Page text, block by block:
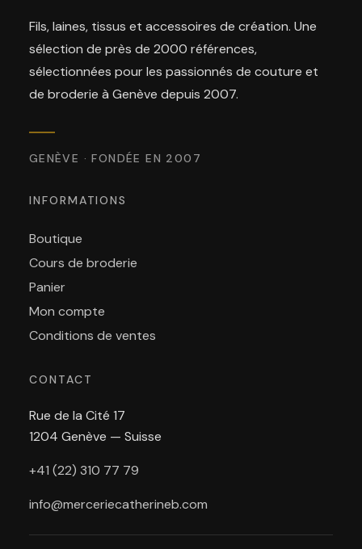
Fils, laines, tissus et accessoires de création. Une
sélection de près de 2000 références,
sélectionnées pour les passionnés de couture et
de broderie à Genève depuis 2007.
GENÈVE · FONDÉE EN 2007
INFORMATIONS
Boutique
Cours de broderie
Panier
Mon compte
Conditions de ventes
CONTACT
Rue de la Cité 17
1204 Genève — Suisse
+41 (22) 310 77 79
info@merceriecatherineb.com